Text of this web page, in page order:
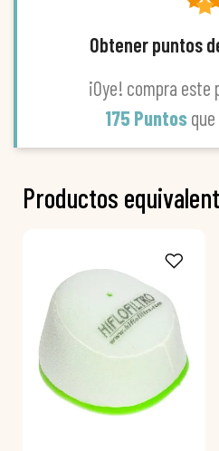
Obtener puntos
¡Oye! compra
175 Puntos
Productos